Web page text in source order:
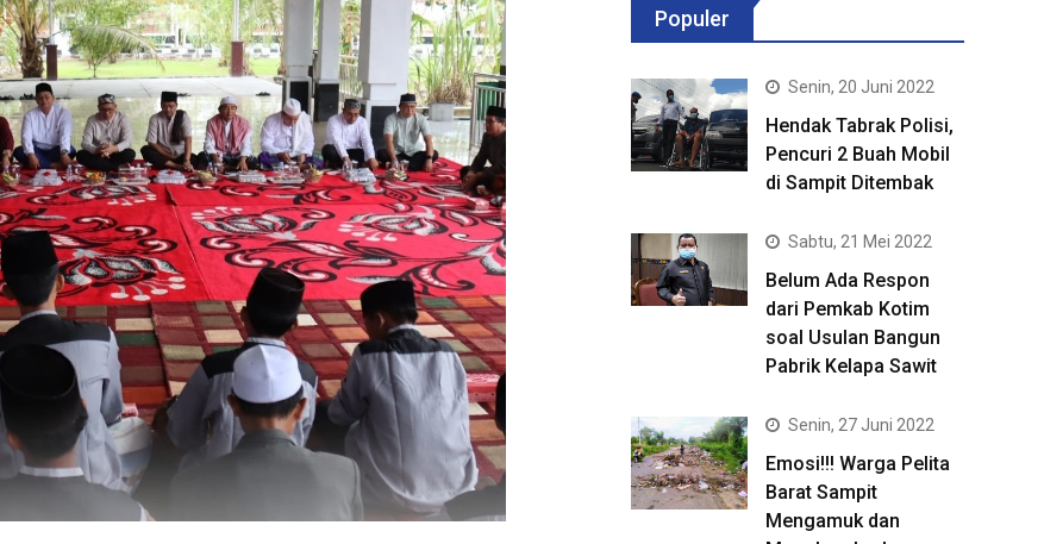
Populer
Senin, 20 Juni 2022
Hendak Tabrak Polisi,
Pencuri 2 Buah Mobil
di Sampit Ditembak
Sabtu, 21 Mei 2022
Belum Ada Respon
dari Pemkab Kotim
soal Usulan Bangun
Pabrik Kelapa Sawit
Senin, 27 Juni 2022
Emosi!!! Warga Pelita
Barat Sampit
Mengamuk dan